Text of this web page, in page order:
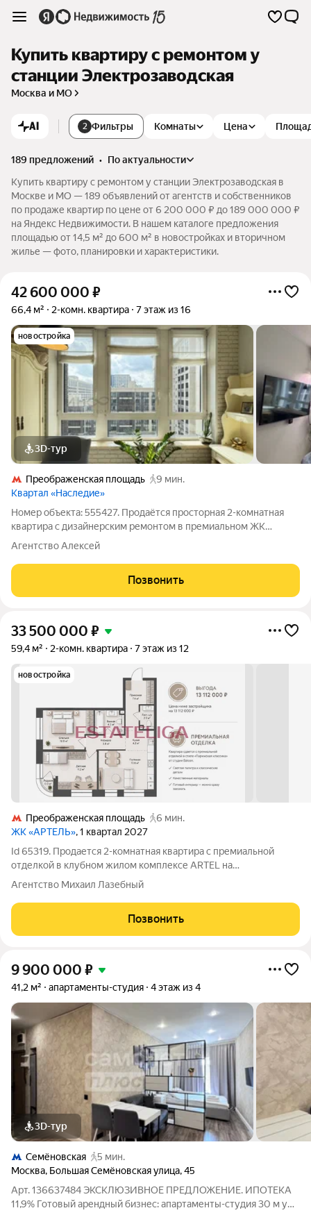
Купить квартиру с ремонтом у
станции Электрозаводская
Москва и МО
AI 2 Фильтры Комнаты Цена
189 предложений •
по актуальности
Купить квартиру с ремонтом у станции Электрозаводская в
Москве и МО — 189 объявлений от агентств и собственников
по продаже квартир по цене от 6 200 000 ₽ до 189 000 000 ₽
на Яндекс Недвижимости. В нашем каталоге предложения
площадью от 14,5 м² до 600 м² в новостройках и вторичном
жилье — фото, планировки и характеристики.
42 600 000 ₽
66,4 м² 2-комн. квартира 7 этаж из 16
новостройка
3D-тур
Преображенская площадь
9 мин.
Квартал «Наследие»
Номер объекта: 555427. Продаётся просторная 2-комнатная
квартира с дизайнерским ремонтом в премиальном ЖК
«Наследие». Если вы ищете квартиру, в которой сочетаются
продуманная инфраструктура, обратите
Агентство Алексей
Позвонить
33 500 000 ₽
59,4 м² 2-комн. квартира 7 этаж из 12
новостройка
Преображенская площадь
6 мин.
ЖК «АРТЕЛЬ», 1 квартал 2027
Id 65319. Продается 2-комнатная квартира с премиальной
отделкой в клубном жилом комплексе ARTEL на
Электрозаводской. Главное по квартире 59,75 м 9 этаж Корпус
Агентство Михаил Лазебный
Позвонить
9 900 000 ₽
41,2 м² апартаменты-студия 4 этаж из 4
3D-тур
Семёновская
5 мин.
Москва, Большая Семёновская улица,45
Арт. 136637484 ЭКСКЛЮЗИВНОЕ ПРЕДЛОЖЕНИЕ. ИПОТЕКА
11,9% Готовый арендный бизнес: апартаменты-студия 30 м у